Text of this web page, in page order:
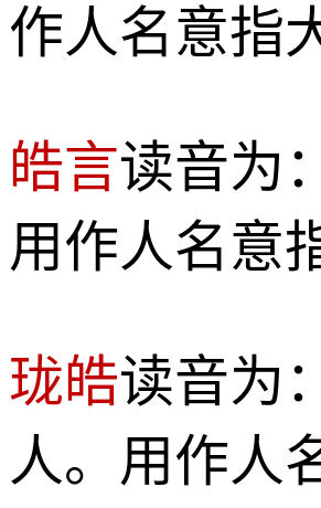
作人名意指
皓言读音为
用作人名意
珑皓读音为
人。用作人